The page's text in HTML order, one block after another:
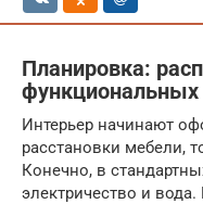
Планировка:
функциональных
Интерьер начинают
расстановки мебели,
Конечно, в
электричество и